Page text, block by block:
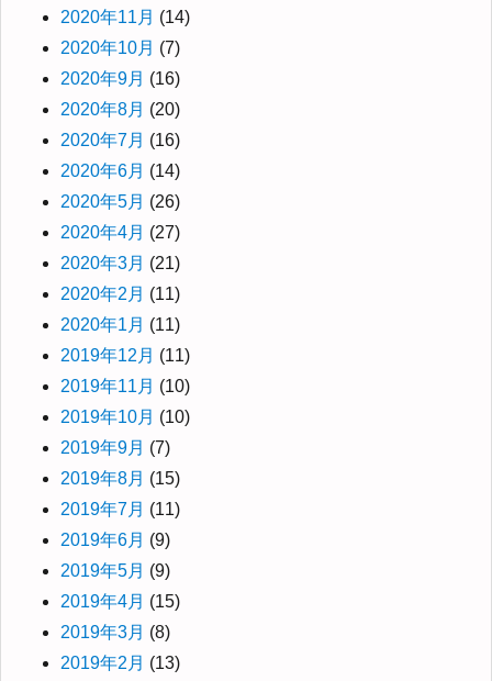
2020年11月 (14)
2020年10月 (7)
2020年9月 (16)
2020年8月 (20)
2020年7月 (16)
2020年6月 (14)
2020年5月 (26)
2020年4月 (27)
2020年3月 (21)
2020年2月 (11)
2020年1月 (11)
2019年12月 (11)
2019年11月 (10)
2019年10月 (10)
2019年9月 (7)
2019年8月 (15)
2019年7月 (11)
2019年6月 (9)
2019年5月 (9)
2019年4月 (15)
2019年3月 (8)
2019年2月 (13)